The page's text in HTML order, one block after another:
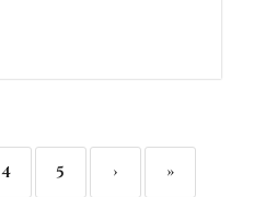
4 5 › »